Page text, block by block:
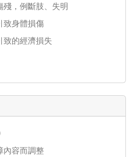
殘，例斷肢、失明
致身體損傷
致的經濟損失
內容而調整